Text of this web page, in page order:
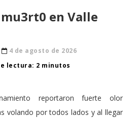
en Valle
4 de agosto de 2026
lectura: 2 minutos
reportaron fuerte olor
volando por todos lados y al llegar